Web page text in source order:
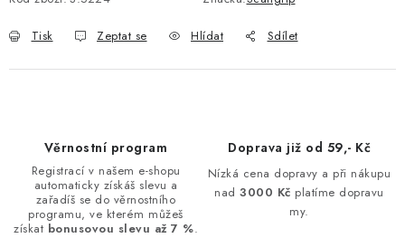
Tisk Zeptat se Hlídat Sdílet
Věrnostní program
Registrací v našem e-shopu
automaticky získáš slevu a
zařadíš se do věrnostního
programu, ve kterém můžeš
získat bonusovou slevu až 7 %.
Doprava již od 59,- Kč
Nízká cena dopravy a při nákupu
nad3000 Kč platíme dopravu
my.